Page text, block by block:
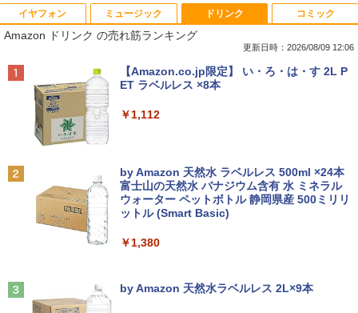
1
【今だけ】全品ポイント10倍 お買い物マ
ラソン★8/4～8/11★中古パソコン ノー
トPC Lenovo ThinkPad E590 Core i3 8
145U メモリ8GB / 16GB / 32GB SSD M.
2 PCIe256GB / 512GB / 1TB Windows1
1 Pro 64bit【送料無料】【1年保証】
￥15,800
【マラソンセール期間中ポイント5倍】
【OSなし】 中古ノートパソコン 第8世代
Core i5 富士通 LIFEBOOK A579/B メモ
リ8GB HDD500GB 15.6インチ HDMI テ
る 7日保証 送料無料 2営業日以内に発送
1
「3500U/4300Uより速い」 NiPoGi ミニ
pc Ryzen Embedded R2544初登場 8G
B+256GB 4TB拡張可 mini pc Windows
11 Pro 動作より高速 4K×3画面出力 ミニ
パソコン HDMI2.0+DP1.4 静音性 小型pc
豊富な端子Type-C USB3.2 有線LAN WI
【全商品10%OFF+P5倍】Dell OptiPlex
3070 Micro 第9世代 Core i5 Windows1
1 Pro メモリ 8GB/16GB SSD 256GB/51
DisplayPort WPS Office付き デスクト
1
【中古良品】【安心保証】Princeton 21.
5型ワイドカラー液晶ディスプレイ PTF
WDE-22W / PTFBDE-22W ブラック/ ホ
ワイト色 スピーカー搭載 プリンストン
￥4,050
タッチ式/非タッチ式選択可能 Type-C対
応 HDMI VESA対応 モニター 持ち運び
サブディスプレイ デュアルモニター テレ
ワーク ミニPC対応 EVICIV
￥11,999
1
ちいかわ なんか小さくてかわいいやつ
（7）なんか飛び出ていろいろ貼れるフォ
トアルバム付き特装版 （講談社キャラク
ターズA） [ ナガノ ]
￥3,630
ゼイ ]
￥1,980
縄・離島以外送料無料】
イヤフォン
Anker Soundcore P40i オフホワイト
Anker Soundcore P31i ブラック
￥5,990
ラック
ミュージック
BRUCE WAYNE feat. Flo Milli, ATL Jacob
[Explicit]
￥250
BRUCE WAYNE feat. Flo Milli, ATL Jacob
[Explicit]
￥250
ドリンク
Amazon ドリンク の売れ筋ランキング
更新日時：2026/08/09 12:06
【Amazon.co.jp限定】 い・ろ・は・す 2L P
ET ラベルレス ×8本
￥1,112
by Amazon 天然水 ラベルレス 500ml ×24本
富士山の天然水 バナジウム含有 水 ミネラル
ウォーター ペットボトル 静岡県産 500ミリリ
ットル (Smart Basic)
￥1,380
by Amazon 天然水ラベルレス 2L×9本
コミック